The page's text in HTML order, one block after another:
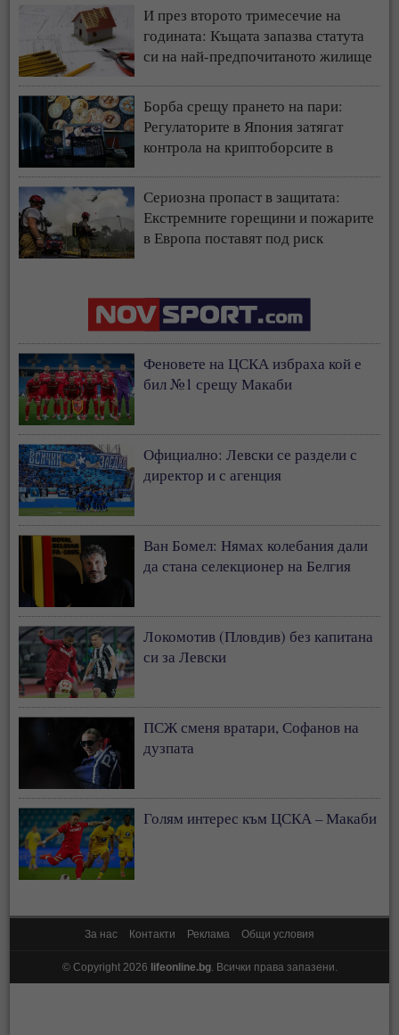
И през второто тримесечие на
годината: Къщата запазва статута
си на най-предпочитаното жилище
Борба срещу прането на пари:
Регулаторите в Япония затягат
контрола на криптоборсите в
Сериозна пропаст в защитата:
Екстремните горещини и пожарите
в Европа поставят под риск
Феновете на ЦСКА избраха кой е
бил №1 срещу Макаби
Официално: Левски се раздели с
директор и с агенция
Ван Бомел: Нямах колебания дали
да стана селекционер на Белгия
Локомотив (Пловдив) без капитана
си за Левски
ПСЖ сменя вратари, Софанов на
дузпата
Голям интерес към ЦСКА – Макаби
За нас Контакти Реклама Общи условия
© Copyright 2026 lifeonline.bg. Всички права запазени.